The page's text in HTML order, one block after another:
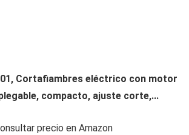
Cortafiambres eléctrico con motor
compacto, ajuste corte,...
precio en Amazon